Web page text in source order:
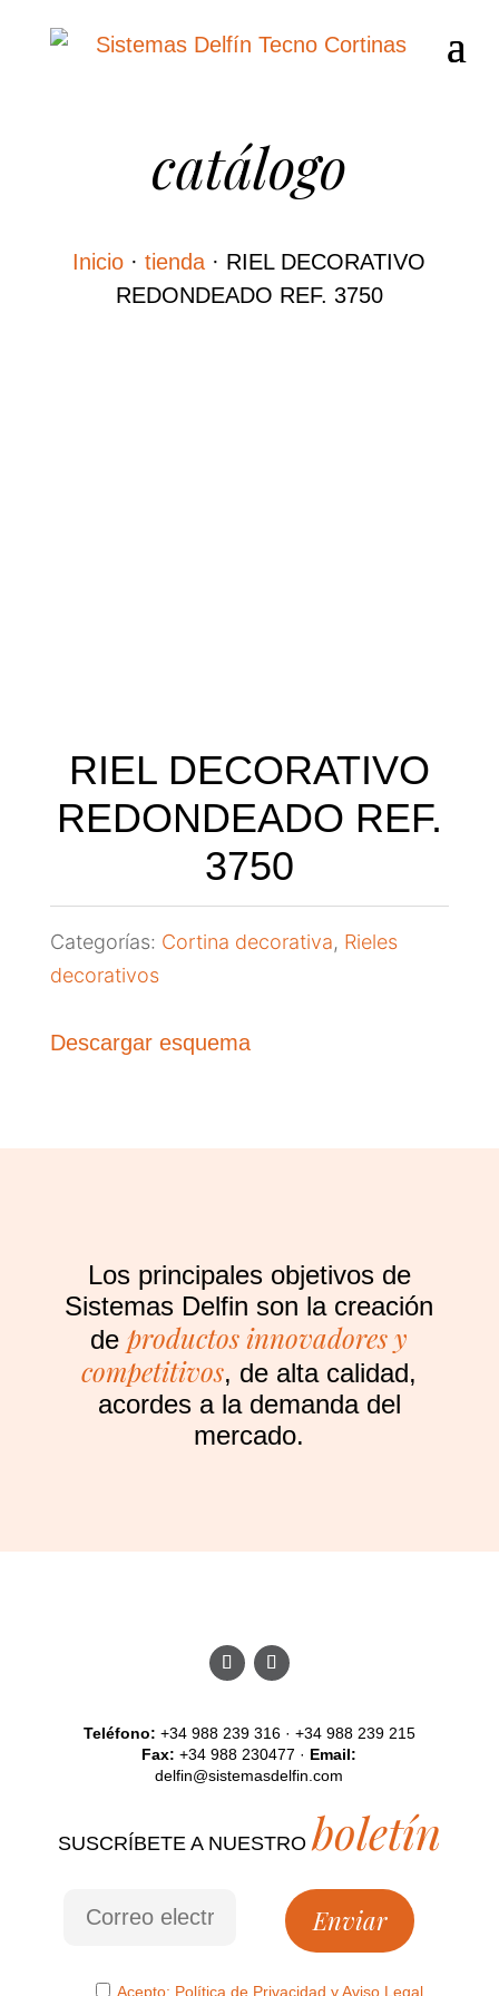
catálogo
Inicio ·tienda · RIEL DECORATIVO
REDONDEADO REF. 3750
RIEL DECORATIVO
REDONDEADO REF.
3750
Categorías: Cortina decorativa, Rieles
decorativos
Descargar esquema
Los principales objetivos de
Sistemas Delfin son la creación
deproductos innovadores y
competitivos, de alta calidad,
acordes a la demanda del
mercado.
Teléfono: +34 988 239 316 · +34 988 239 215
Fax: +34 988 230477 · Email:
delfin@sistemasdelfin.com
SUSCRÍBETE A NUESTROboletín
Acepto: Política de Privacidad yAviso Legal